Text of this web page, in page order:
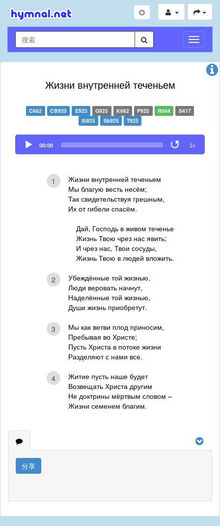
切
换
导
Жизни внутренней теченьем
C662 CB925 E925 G925 K662 P925 R664
S417
Si925
Sk925 T925
Audio
Player
00:00 1x
1
Жизни внутренней теченьем
Мы благую весть несём;
Так свидетельствуя грешным,
Их от гибели спасём.
Дай, Господь в живом теченье
Жизнь Твою чрез нас явить;
И чрез нас, Твои сосуды,
Жизнь Твою в людей вложить.
2
Убеждённые той жизнью,
Люди веровать начнут,
Наделённые той жизнью,
Души жизнь приобретут.
3
Мы как ветви плод приносим,
Пребывая во Христе;
Пусть Христа в потоке жизни
Разделяют с нами все.
4
Житие пусть наше будет
Возвещать Христа другим
Не доктрины мёртвым словом –
Жизни семенем благим.
分享